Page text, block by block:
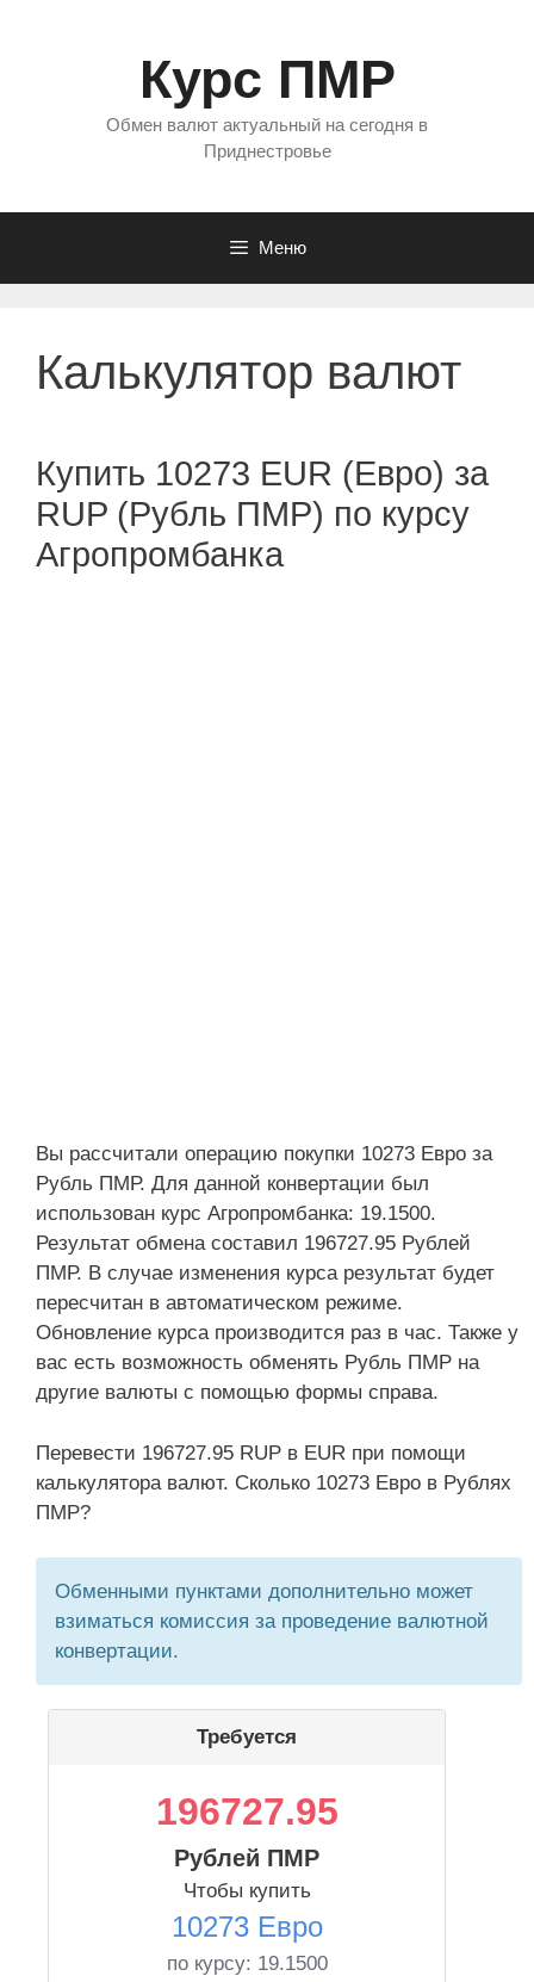
Курс ПМР
Обмен валют актуальный на сегодня в
Приднестровье
Меню
Калькулятор валют
Купить 10273 EUR (Евро) за
RUP (Рубль ПМР) по курсу
Агропромбанка
Вы рассчитали операцию покупки 10273 Евро за
Рубль ПМР. Для данной конвертации был
использован курс Агропромбанка: 19.1500.
Результат обмена составил 196727.95 Рублей
ПМР. В случае изменения курса результат будет
пересчитан в автоматическом режиме.
Обновление курса производится раз в час. Также у
вас есть возможность обменять Рубль ПМР на
другие валюты с помощью формы справа.
Перевести 196727.95 RUP в EUR при помощи
калькулятора валют. Сколько 10273 Евро в Рублях
ПМР?
Обменными пунктами дополнительно может
взиматься комиссия за проведение валютной
конвертации.
Требуется
196727.95
Рублей ПМР
Чтобы купить
10273 Евро
по курсу: 19.1500